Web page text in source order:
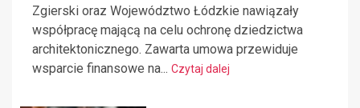
Zgierski oraz Województwo Łódzkie nawiązały
współpracę mającą na celu ochronę dziedzictwa
architektonicznego. Zawarta umowa przewiduje
wsparcie finansowe na... Czytaj dalej